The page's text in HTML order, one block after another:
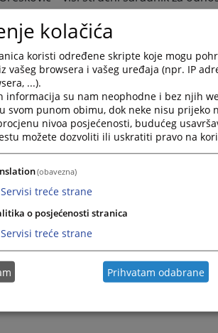
kolačića
koristi određene skripte koje mogu
vašeg browsera i vašeg uređaja (npr. IP
...).
informacija su nam neophodne i bez njih
svom punom obimu, dok neke nisu prijeko
nivoa posjećenosti, budućeg
možete dozvoliti ili uskratiti pravo na
(obavezna)
Servisi treće strane
o posjećenosti stranica
Servisi treće strane
Prihvatam odabrane